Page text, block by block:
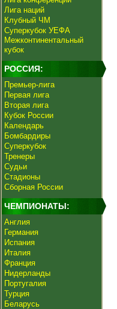
Лига наций
Клубный ЧМ
Суперкубок УЕФА
Межконтинентальный
кубок
РОССИЯ:
Премьер-лига
Первая лига
Вторая лига
Кубок России
Календарь
Бомбардиры
Суперкубок
Тренеры
Судьи
Стадионы
Сборная России
ЧЕМПИОНАТЫ:
Англия
Германия
Испания
Италия
Франция
Нидерланды
Португалия
Турция
Беларусь